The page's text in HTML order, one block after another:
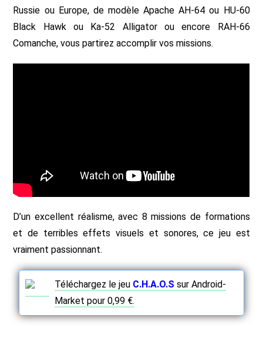
Russie ou Europe, de modèle Apache AH-64 ou HU-60
Black Hawk ou Ka-52 Alligator ou encore RAH-66
Comanche, vous partirez accomplir vos missions.
D’un excellent réalisme, avec 8 missions de formations
et de terribles effets visuels et sonores, ce jeu est
vraiment passionnant.
Téléchargez le jeu C.H.A.O.S sur Android-
Market pour 0,99 €.